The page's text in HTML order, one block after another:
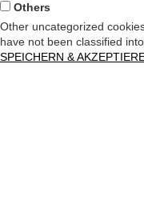
Others
Other uncategorized
have not been classified
SPEICHERN &